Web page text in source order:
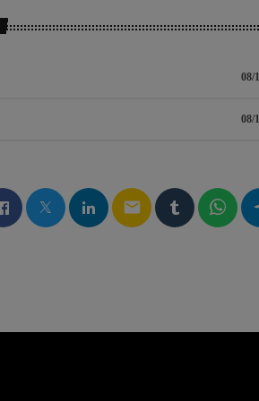
08/
08/
email